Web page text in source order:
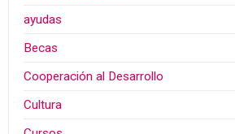
ayudas
Becas
Cooperación al Desarrollo
Cultura